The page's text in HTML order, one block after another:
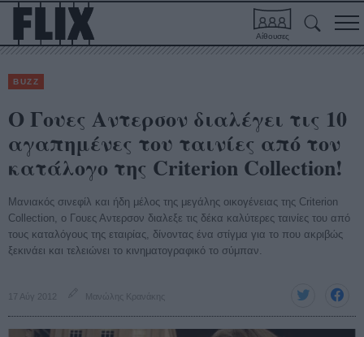
Αίθουσες
BUZZ
O Γουες Αντερσον διαλέγει τις 10
αγαπημένες του ταινίες από τον
κατάλογο της Criterion Collection!
Μανιακός σινεφίλ και ήδη μέλος της μεγάλης οικογένειας της Criterion
Collection, ο Γουες Αντερσον διαλεξε τις δέκα καλύτερες ταινίες του από
τους καταλόγους της εταιρίας, δίνοντας ένα στίγμα για το που ακριβώς
ξεκινάει και τελειώνει το κινηματογραφικό το σύμπαν.
17 Αύγ 2012 Μανώλης Κρανάκης